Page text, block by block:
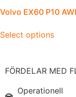
Volvo EX60 P10
Select options
FÖRDELAR MED
Operationell